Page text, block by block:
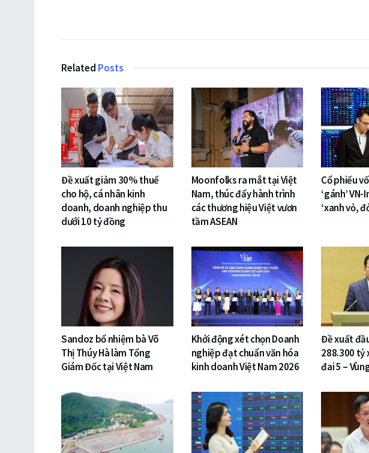
Related Posts
Đề xuất giảm 30% thuế
cho hộ, cá nhân kinh
doanh, doanh nghiệp thu
dưới 10 tỷ đồng
Moonfolks ra mắt tại Việt
Nam, thúc đẩy hành trình
các thương hiệu Việt vươn
tầm ASEAN
Cổ phiếu
‘gánh’
‘xanh vỏ,
Sandoz bổ nhiệm bà Võ
Thị Thúy Hà làm Tổng
Giám Đốc tại Việt Nam
Khởi động xét chọn Doanh
nghiệp đạt chuẩn văn hóa
kinh doanh Việt Nam 2026
Đề xuất
288.300 tỷ
đai 5 –